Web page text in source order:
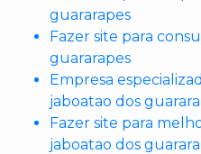
guararapes
Fazer site para
guararapes
Empresa
jaboatao dos
Fazer site para
jaboatao dos